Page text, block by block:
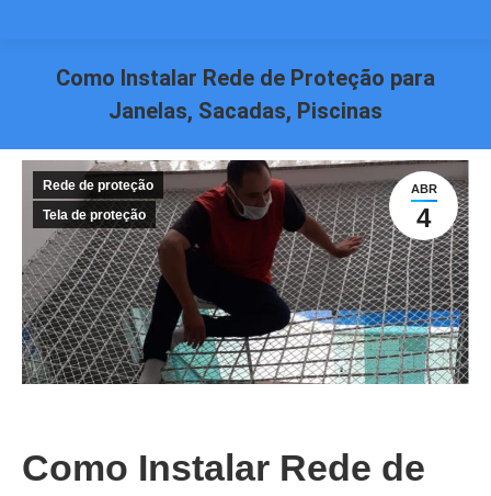
Como Instalar Rede de Proteção para
Janelas, Sacadas, Piscinas
ABR
4
Rede de proteção
Tela de proteção
Como Instalar Rede de